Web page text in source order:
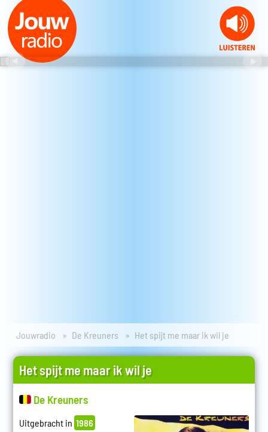
Jouwradio De Kreuners Het spijt me maar ik wil je
Het spijt me maar ik wil je
De Kreuners
Uitgebracht in 1986